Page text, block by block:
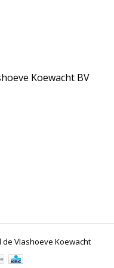
Koewacht BV
Vlashoeve Koewacht